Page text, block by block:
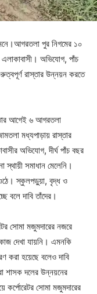
পুর নিগমের ১০
এলাকাবাসী। অভিযোগ, পাঁচ
রাস্তার উন্নয়ন করতে
আগেই ৬ আগরতলা
মধ্যপাড়ায় রাস্তার
অভিযোগ, দীর্ঘ পাঁচ বছর
স্থায়ী সমাধান মেলেনি।
ওঠে। স্কুলপড়ুয়া, বৃদ্ধ ও
বলে দাবি তাঁদের।
সোমা মজুমদারের নজরে
দেখা যায়নি। এমনকি
করা হয়েছে বলেও দাবি
শাসক দলের উন্নয়নের
কর্পোরেটর সোমা মজুমদারের